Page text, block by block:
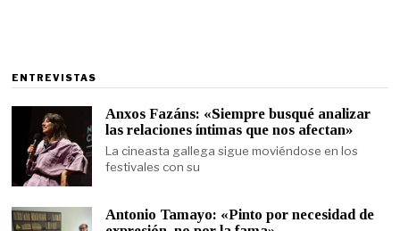
ENTREVISTAS
Anxos Fazáns: «Siempre busqué analizar
las relaciones íntimas que nos afectan»
La cineasta gallega sigue moviéndose en los
festivales con su
Antonio Tamayo: «Pinto por necesidad de